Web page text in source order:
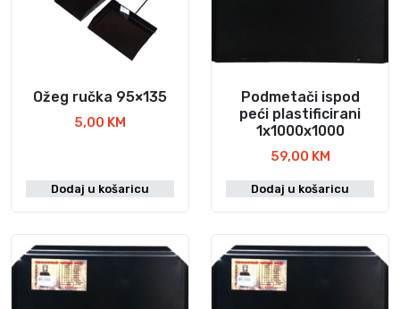
Ožeg ručka 95×135
5,00 KM
Dodaj u košaricu
Podmetači ispod
peći plastificirani
1x1000x1000
59,00 KM
Dodaj u košaricu